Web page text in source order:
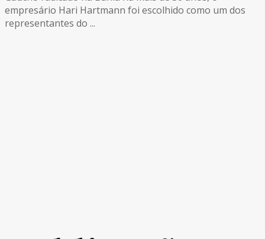
empresário Hari Hartmann foi escolhido como um dos
representantes do ...